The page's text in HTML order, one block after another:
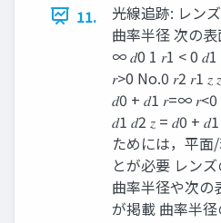
11.
光線追跡: レン
曲率半径 次の
∞ 𝑑0 1 𝑟1 < 0
𝑟>0 No.0 𝑟2 𝑟1 𝑧
𝑑0 + 𝑑1 𝑟=∞ 𝑟<0
𝑑1 𝑑2 𝑧 = 𝑑0 +
ためには，平面
とが必要 レン
曲率半径や次の
が掲載 曲率半径